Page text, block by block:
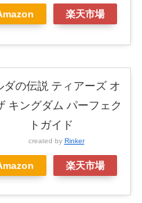
楽天市場
ダの伝説 ティアーズ オ
キングダム パーフェク
トガイド
created by Rinker
楽天市場